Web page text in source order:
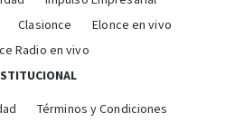
Clasionce
Elonce en vivo
Radio en vivo
Términos y Condiciones